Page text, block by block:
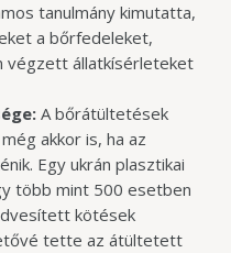
tanulmány kimutatta,
a bőrfedeleket,
végzett állatkísérleteket
A bőrátültetések
akkor is, ha az
Egy ukrán plasztikai
több mint 500 esetben
kötések
tette az átültetett